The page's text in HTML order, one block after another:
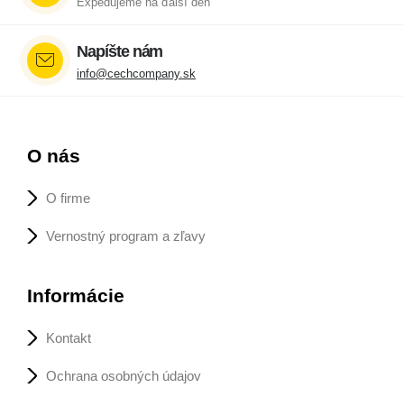
Napíšte nám
info@cechcompany.sk
O nás
O firme
Vernostný program a zľavy
Informácie
Kontakt
Ochrana osobných údajov